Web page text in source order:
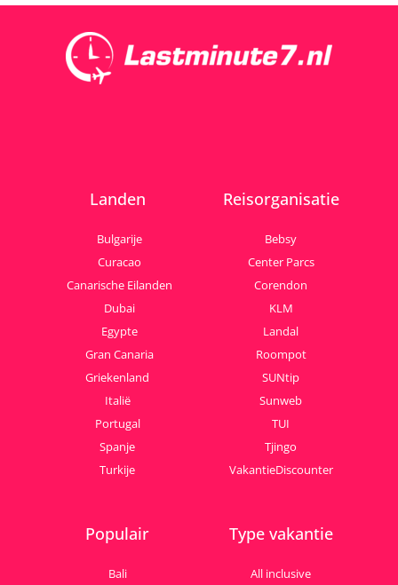
Landen
Bulgarije
Curacao
Canarische Eilanden
Dubai
Egypte
Gran Canaria
Griekenland
Italië
Portugal
Spanje
Turkije
Reisorganisatie
Bebsy
Center Parcs
Corendon
KLM
Landal
Roompot
SUNtip
Sunweb
TUI
Tjingo
VakantieDiscounter
Populair
Bali
Type vakantie
All inclusive